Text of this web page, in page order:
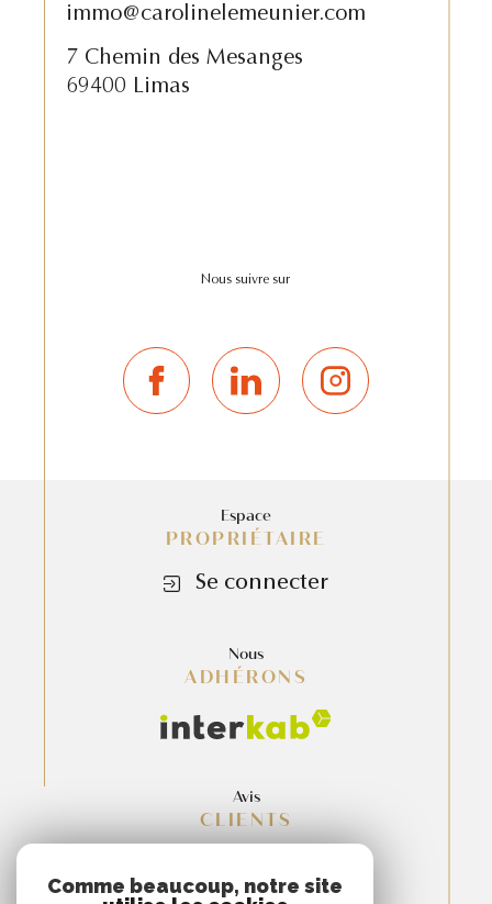
immo@carolinelemeunier.com
7 Chemin des Mesanges
69400 Limas
Nous suivre sur
Espace
PROPRIÉTAIRE
Se connecter
Nous
ADHÉRONS
Avis
CLIENTS
Comme beaucoup, notre site